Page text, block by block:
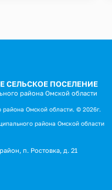
СЕЛЬСКОЕ ПОСЕЛЕНИЕ
района Омской области
Омской области. © 2026г.
района Омской области
п. Ростовка, д. 21